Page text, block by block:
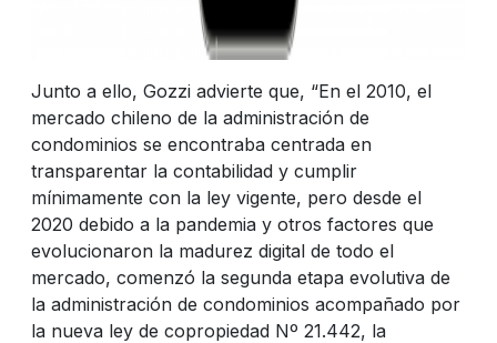
Junto a ello, Gozzi advierte que, “En el 2010, el
mercado chileno de la administración de
condominios se encontraba centrada en
transparentar la contabilidad y cumplir
mínimamente con la ley vigente, pero desde el
2020 debido a la pandemia y otros factores que
evolucionaron la madurez digital de todo el
mercado, comenzó la segunda etapa evolutiva de
la administración de condominios acompañado por
la nueva ley de copropiedad Nº 21.442, la